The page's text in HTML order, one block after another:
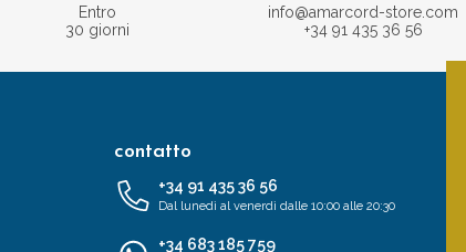
Entro
30 giorni
info@amarcord-store.com
+34 91 435 36 56
contatto
+34 91 435 36 56
Dal lunedì al venerdì dalle 10:00 alle 20:30
+34 683 185 759